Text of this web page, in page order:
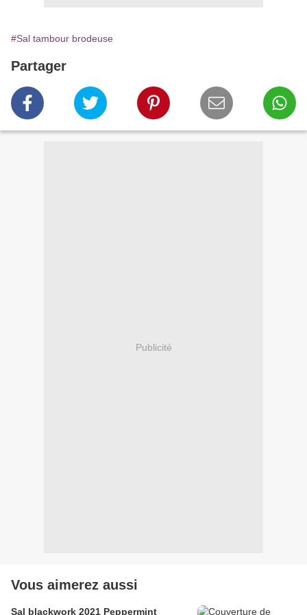
#Sal tambour brodeuse
Partager
Publicité
Vous aimerez aussi
Sal blackwork 2021 Peppermint